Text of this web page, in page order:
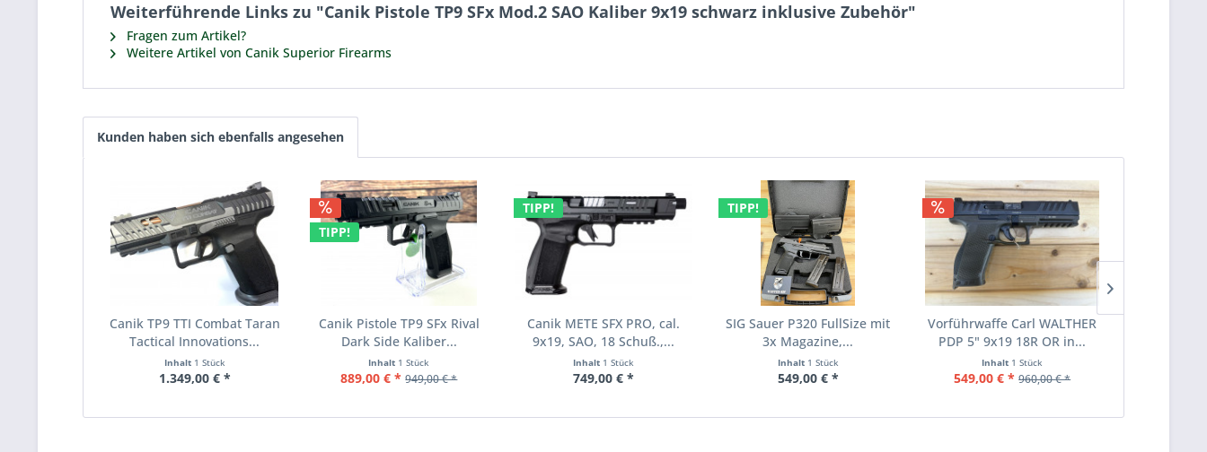
Weiterführende Links zu "Canik Pistole TP9 SFx Mod.2 SAO Kaliber 9x19 schwarz inklusive Zubehör"
Fragen zum Artikel?
Weitere Artikel von Canik Superior Firearms
Kunden haben sich ebenfalls angesehen
Canik TP9 TTI Combat Taran
Tactical Innovations...
Inhalt 1 Stück
1.349,00 € *
TIPP!
Canik Pistole TP9 SFx Rival
Dark Side Kaliber...
Inhalt 1 Stück
889,00 € * 949,00 € *
TIPP!
Canik METE SFX PRO, cal.
9x19, SAO, 18 Schuß.,...
Inhalt 1 Stück
749,00 € *
TIPP!
SIG Sauer P320 FullSize mit
3x Magazine,...
Inhalt 1 Stück
549,00 € *
Vorführwaffe Carl WALTHER
PDP 5" 9x19 18R OR in...
Inhalt 1 Stück
549,00 € * 960,00 € *